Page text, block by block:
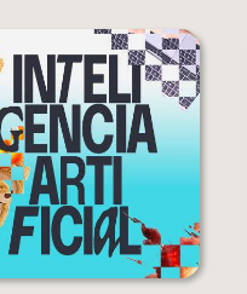
Hay plazas
disponibles.